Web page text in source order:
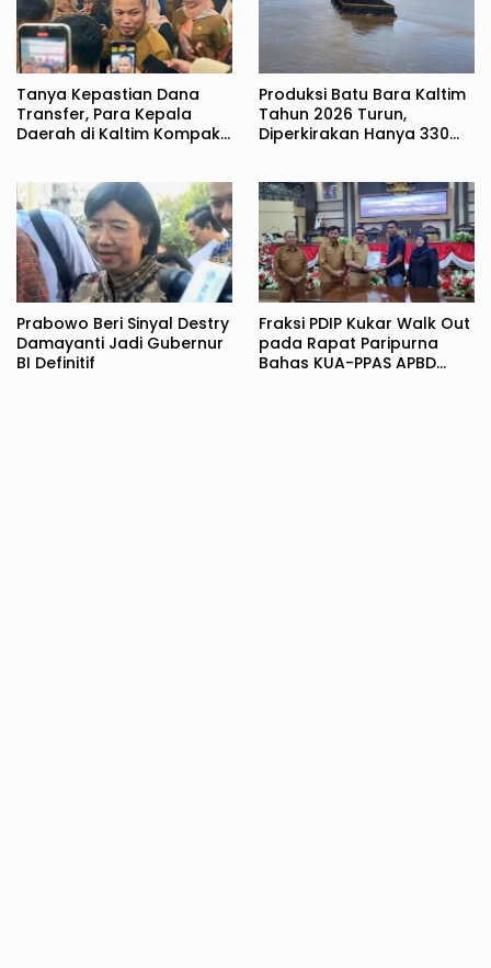
Tanya Kepastian Dana
Transfer, Para Kepala
Daerah di Kaltim Kompak
Produksi Batu Bara Kaltim
Tahun 2026 Turun,
Diperkirakan Hanya 330
Prabowo Beri Sinyal Destry
Damayanti Jadi Gubernur
BI Definitif
Fraksi PDIP Kukar Walk Out
pada Rapat Paripurna
Bahas KUA-PPAS APBD